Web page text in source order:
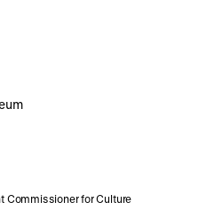
Commissioner for Culture